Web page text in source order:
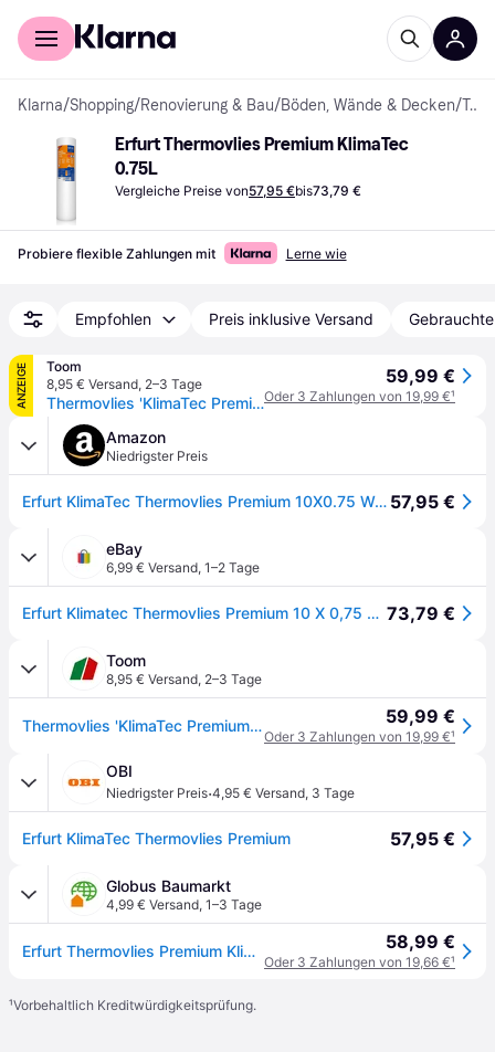
Für Shopper
Klarna/Shopping/Renovierung & Bau/Böden, Wände & Decken/ Tapeten
Erfurt Thermovlies Premium KlimaTec
0.75L
Vergleiche Preise von57,95 €bis73,79 €
Probiere flexible Zahlungen mit Lerne wie
Empfohlen Preis inklusive Versand
ANZEIGE
Toom
8,95 € Versand, 2–3 Tage
Thermovlies 'KlimaTec Premium' weiß 0,75 x 10 m
59,99 €
Oder 3 Zahlungen von 19,99 €¹
Amazon
Niedrigster Preis
Erfurt KlimaTec Thermovlies Premium 10X0.75 Wärmedämmung Dämmtapete 1000638 57,95 €
eBay
6,99 € Versand, 1–2 Tage
Erfurt Klimatec Thermovlies Premium 10 X 0,75 M/rolle Tapete Wärmedämmung 7,5m² 73,79 €
Toom
8,95 € Versand, 2–3 Tage
Thermovlies 'KlimaTec Premium' weiß 0,75 x 10 m 59,99 €
Oder 3 Zahlungen von 19,99 €¹
OBI
Niedrigster Preis·4,95 € Versand, 3 Tage
Erfurt KlimaTec Thermovlies Premium 57,95 €
Globus Baumarkt
4,99 € Versand, 1–3 Tage
Erfurt Thermovlies Premium KlimaTec weiß 0,75 x 10 m x 3 mm 58,99 €
Oder 3 Zahlungen von 19,66 €¹
¹Vorbehaltlich Kreditwürdigkeitsprüfung.